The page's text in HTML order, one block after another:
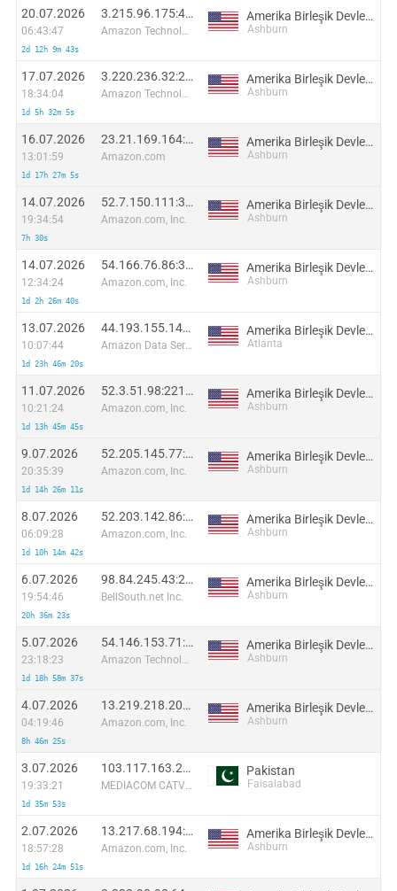
20.07.2026
06:43:47
2d 12h 9m 43s
3.215.96.175:47392
Amazon Technologies Inc.
Amerika Birleşik Devletleri
Ashburn
17.07.2026
18:34:04
1d 5h 32m 5s
3.220.236.32:22346
Amazon Technologies Inc.
Amerika Birleşik Devletleri
Ashburn
16.07.2026
13:01:59
1d 17h 27m 5s
23.21.169.164:45408
Amazon.com
Amerika Birleşik Devletleri
Ashburn
14.07.2026
19:34:54
7h 30s
52.7.150.111:32180
Amazon.com, Inc.
Amerika Birleşik Devletleri
Ashburn
14.07.2026
12:34:24
1d 2h 26m 40s
54.166.76.86:32249
Amazon.com, Inc.
Amerika Birleşik Devletleri
Ashburn
13.07.2026
10:07:44
1d 23h 46m 20s
44.193.155.149:46022
Amazon Data Services NoVa
Amerika Birleşik Devletleri
Atlanta
11.07.2026
10:21:24
1d 13h 45m 45s
52.3.51.98:22131
Amazon.com, Inc.
Amerika Birleşik Devletleri
Ashburn
9.07.2026
20:35:39
1d 14h 26m 11s
52.205.145.77:29671
Amazon.com, Inc.
Amerika Birleşik Devletleri
Ashburn
8.07.2026
06:09:28
1d 10h 14m 42s
52.203.142.86:6866
Amazon.com, Inc.
Amerika Birleşik Devletleri
Ashburn
6.07.2026
19:54:46
20h 36m 23s
98.84.245.43:23390
BellSouth.net Inc.
Amerika Birleşik Devletleri
Ashburn
5.07.2026
23:18:23
1d 18h 58m 37s
54.146.153.71:8016
Amazon Technologies Inc.
Amerika Birleşik Devletleri
Ashburn
4.07.2026
04:19:46
8h 46m 25s
13.219.218.205:53350
Amazon.com, Inc.
Amerika Birleşik Devletleri
Ashburn
3.07.2026
19:33:21
1d 35m 53s
103.117.163.205:23763
MEDIACOM CATV (PVT.) LIMITED
Pakistan
Faisalabad
2.07.2026
18:57:28
1d 16h 24m 51s
13.217.68.194:7011
Amazon.com, Inc.
Amerika Birleşik Devletleri
Ashburn